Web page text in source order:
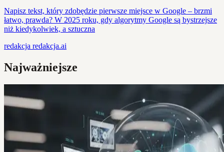
Napisz tekst, który zdobędzie pierwsze miejsce w Google – brzmi
łatwo, prawda? W 2025 roku, gdy algorytmy Google są bystrzejsze
niż kiedykolwiek, a sztuczna
redakcja redakcja.ai
Najważniejsze